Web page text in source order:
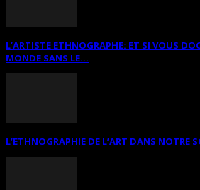
L’ARTISTE ETHNOGRAPHE: ET SI VOUS
MONDE SANS LE...
L’ETHNOGRAPHIE DE L’ART DANS NOTRE